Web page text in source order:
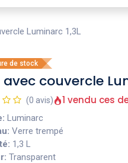
Luminarc 1,3L
de stock
avec couvercle
(0 avis) 1 vendu ces
Luminarc
Verre trempé
1,3 L
Transparent